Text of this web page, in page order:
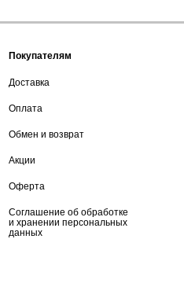
Покупателям
Доставка
Оплата
Обмен и возврат
Акции
Оферта
Соглашение об обработке
и хранении персональных
данных